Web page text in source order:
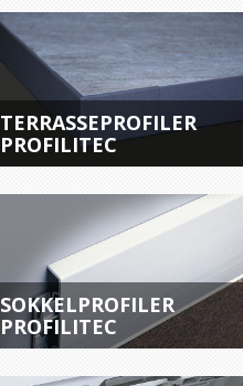
TERRASSEPROFILER
PROFILITEC
SOKKELPROFILER
PROFILITEC